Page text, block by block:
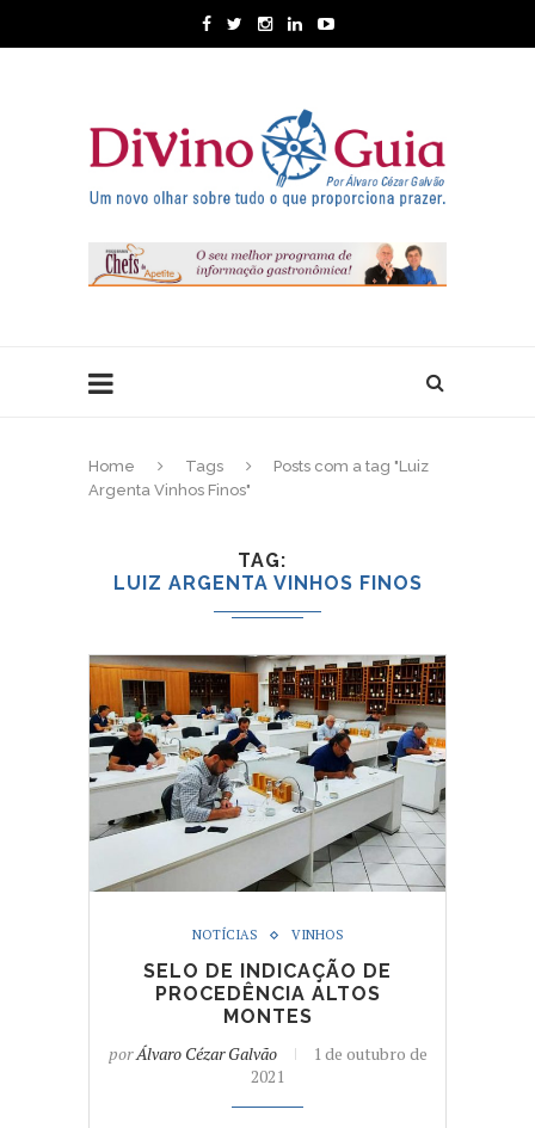
Home Tags
Posts com a tag "Luiz
Argenta Vinhos Finos"
TAG
LUIZ ARGENTA VINHOS FINOS
NOTÍCIAS VINHOS
SELO DE INDICAÇÃO DE
PROCEDÊNCIA ALTOS
MONTES
porÁlvaro Cézar Galvão
1 de outubro de
2021